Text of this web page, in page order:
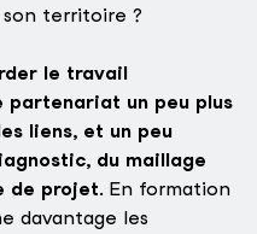
territoire ?
le travail
partenariat un peu plus
liens, et un peu
du maillage
de projet. En formation
davantage les